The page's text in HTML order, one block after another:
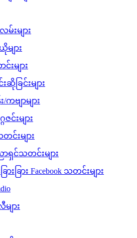
းများ
ျား
းများ
ဆိုခြင်းများ
ဗျာများ
ဇင်းများ
င်းများ
ရှင်သတင်းများ
ားခြား Facebook သတင်းများ
ျား